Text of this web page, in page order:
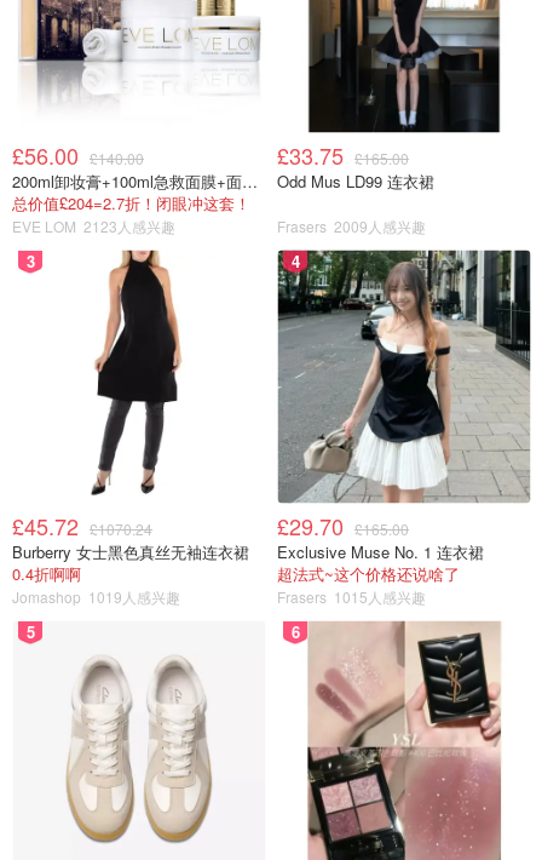
£56.00 £140.00
200ml卸妆膏+100ml急救面膜+面霜+洁颜布
总价值£204=2.7折！闭眼冲这套！
EVE LOM 2123人感兴趣
£33.75 £165.00
Odd Mus LD99 连衣裙
Frasers 2009人感兴趣
3
£45.72 £1070.24
Burberry 女士黑色真丝无袖连衣裙
0.4折啊啊
Jomashop 1019人感兴趣
4
£29.70 £165.00
Exclusive Muse No. 1 连衣裙
超法式~这个价格还说啥了
Frasers 1015人感兴趣
5 6